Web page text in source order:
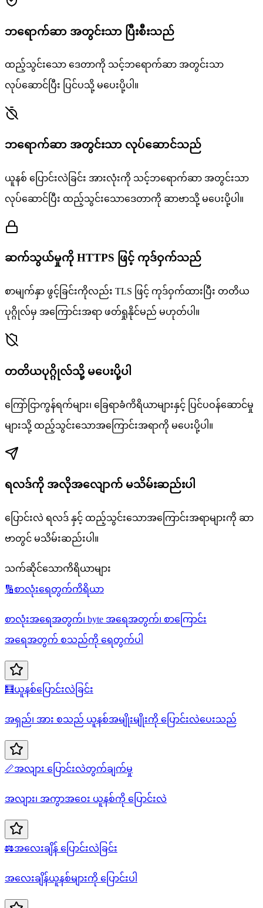
ဘရောက်ဆာ အတွင်းသာ ပြီးစီးသည်
ထည့်သွင်းသော ဒေတာကို သင့်ဘရောက်ဆာ အတွင်းသာ
လုပ်ဆောင်ပြီး ပြင်ပသို့ မပေးပို့ပါ။
ဘရောက်ဆာ အတွင်းသာ လုပ်ဆောင်သည်
ယူနစ် ပြောင်းလဲခြင်း အားလုံးကို သင့်ဘရောက်ဆာ အတွင်းသာ
လုပ်ဆောင်ပြီး ထည့်သွင်းသောဒေတာကို ဆာဗာသို့ မပေးပို့ပါ။
ဆက်သွယ်မှုကို HTTPS ဖြင့် ကုဒ်ဝှက်သည်
စာမျက်နှာ ဖွင့်ခြင်းကိုလည်း TLS ဖြင့် ကုဒ်ဝှက်ထားပြီး တတိယ
ပုဂ္ဂိုလ်မှ အကြောင်းအရာ ဖတ်ရှုနိုင်မည် မဟုတ်ပါ။
တတိယပုဂ္ဂိုလ်သို့ မပေးပို့ပါ
ကြော်ငြာကွန်ရက်များ၊ ခြေရာခံကိရိယာများနှင့် ပြင်ပဝန်ဆောင်မှု
များသို့ ထည့်သွင်းသောအကြောင်းအရာကို မပေးပို့ပါ။
ရလဒ်ကို အလိုအလျောက် မသိမ်းဆည်းပါ
ပြောင်းလဲ ရလဒ် နှင့် ထည့်သွင်းသောအကြောင်းအရာများကို ဆာ
ဗာတွင် မသိမ်းဆည်းပါ။
သက်ဆိုင်သောကိရိယာများ
🔢စာလုံးရေတွက်ကိရိယာ
စာလုံးအရေအတွက်၊ byte အရေအတွက်၊ စာကြောင်း
အရေအတွက် စသည်ကို ရေတွက်ပါ
🧮ယူနစ်ပြောင်းလဲခြင်း
အရှည်၊ အား စသည် ယူနစ်အမျိုးမျိုးကို ပြောင်းလဲပေးသည်
📏အလျား ပြောင်းလဲတွက်ချက်မှု
အလျား၊ အကွာအဝေး ယူနစ်ကို ပြောင်းလဲ
⚖️အလေးချိန် ပြောင်းလဲခြင်း
အလေးချိန်ယူနစ်များကို ပြောင်းပါ